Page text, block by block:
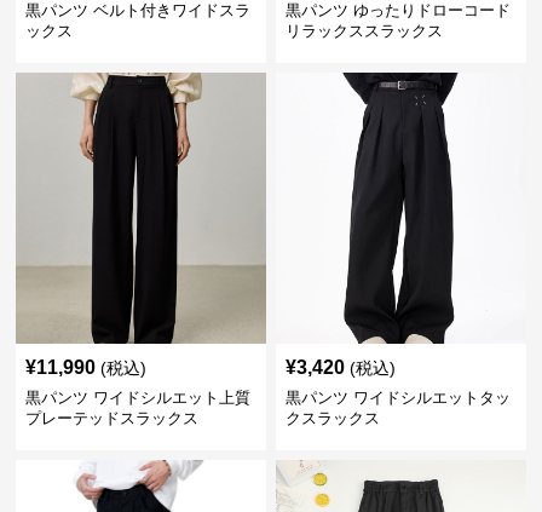
黒パンツ ベルト付きワイドスラ
ックス
黒パンツ ゆったりドローコード
リラックススラックス
¥11,990 (税込)
黒パンツ ワイドシルエット上質
プレーテッドスラックス
¥3,420 (税込)
黒パンツ ワイドシルエットタッ
クスラックス